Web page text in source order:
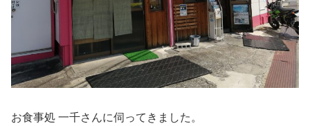
お食事処 一千さんに伺ってきました。